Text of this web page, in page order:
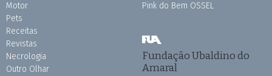
Motor
Pets
Receitas
Revistas
Necrologia
Outro Olhar
Pink do Bem OSSEL
Fundação Ubaldino do
Amaral